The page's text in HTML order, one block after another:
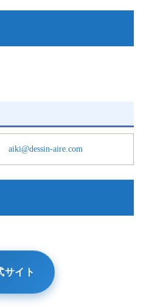
aiki@dessin-aire.com
サイト